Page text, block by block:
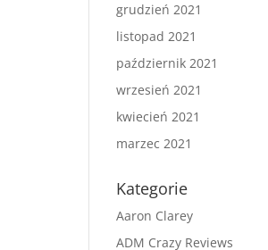
grudzień 2021
listopad 2021
październik 2021
wrzesień 2021
kwiecień 2021
marzec 2021
Kategorie
Aaron Clarey
ADM Crazy Reviews